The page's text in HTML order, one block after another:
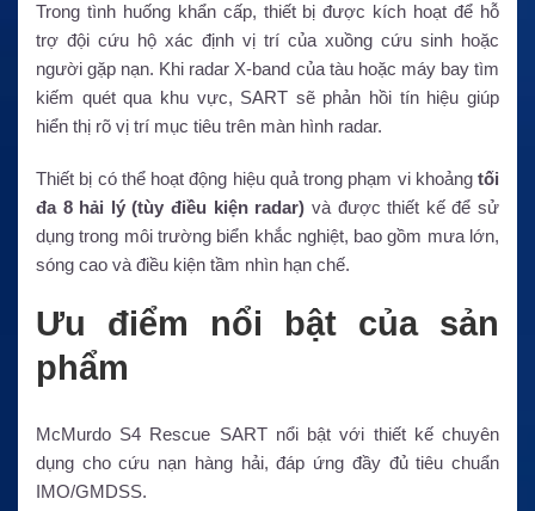
Trong tình huống khẩn cấp, thiết bị được kích hoạt để hỗ
trợ đội cứu hộ xác định vị trí của xuồng cứu sinh hoặc
người gặp nạn. Khi radar X-band của tàu hoặc máy bay tìm
kiếm quét qua khu vực, SART sẽ phản hồi tín hiệu giúp
hiển thị rõ vị trí mục tiêu trên màn hình radar.
Thiết bị có thể hoạt động hiệu quả trong phạm vi khoảng tối
đa 8 hải lý (tùy điều kiện radar) và được thiết kế để sử
dụng trong môi trường biển khắc nghiệt, bao gồm mưa lớn,
sóng cao và điều kiện tầm nhìn hạn chế.
Ưu điểm nổi bật của sản
phẩm
McMurdo S4 Rescue SART nổi bật với thiết kế chuyên
dụng cho cứu nạn hàng hải, đáp ứng đầy đủ tiêu chuẩn
IMO/GMDSS.